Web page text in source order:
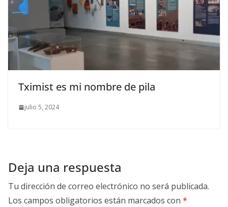
Tximist es mi nombre de pila
julio 5, 2024
Deja una respuesta
Tu dirección de correo electrónico no será publicada.
Los campos obligatorios están marcados con *